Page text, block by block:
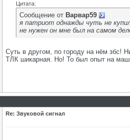
Цитата:
Сообщение от Варвар59
я патриот однажды чуть не
не нужен он мне был на самом
Суть в другом, по городу на нём збс!
ТЛК шикарная. Но! То был опыт на
Re: Звуковой сигнал